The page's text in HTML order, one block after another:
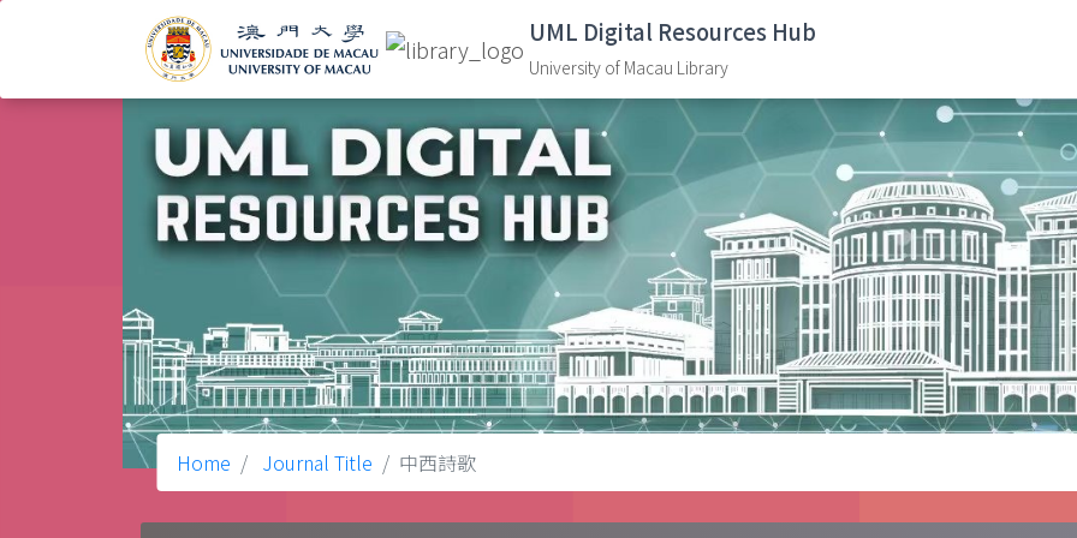
UML Digital Resources Hub
University of Macau Library
Home Journal Title 中西詩歌